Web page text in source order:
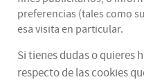
preferencias (tales como
esa visita en particular.
Si tienes dudas o quieres
respecto de las cookies